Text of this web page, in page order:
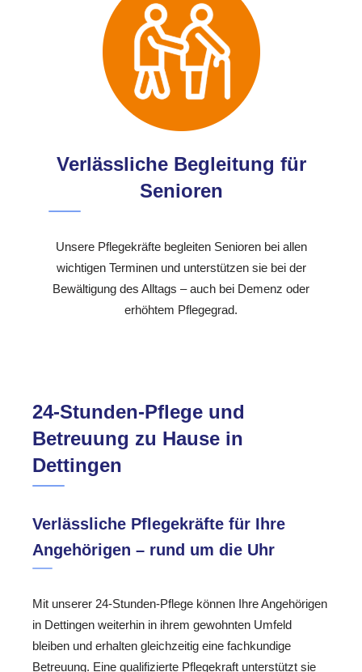
Verlässliche Begleitung für
Senioren
Unsere Pflegekräfte begleiten Senioren bei allen
wichtigen Terminen und unterstützen sie bei der
Bewältigung des Alltags – auch bei Demenz oder
erhöhtem Pflegegrad.
24-Stunden-Pflege und
Betreuung zu Hause in
Dettingen
Verlässliche Pflegekräfte für Ihre
Angehörigen – rund um die Uhr
Mit unserer 24-Stunden-Pflege können Ihre Angehörigen
in Dettingen weiterhin in ihrem gewohnten Umfeld
bleiben und erhalten gleichzeitig eine fachkundige
Betreuung. Eine qualifizierte Pflegekraft unterstützt sie